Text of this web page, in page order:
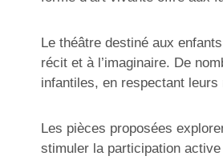
Le théâtre destiné aux
récit et à l’imaginaire. De
infantiles, en respectant
Les pièces proposées
stimuler la participation